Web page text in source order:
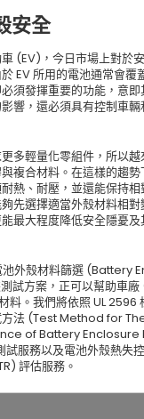
安全
(EV)，今日市場上對於
EV 所用的電池通常會覆
須發揮重要的功能，意
響，還必須具有控制車
多輕量化零組件，所以
複合材料。在這樣的趨
熱、耐壓，並還能保持
先選擇適當外殼材料相
最大程度降低安全隱憂
池外殼材料篩選 (Battery
試方案，正可以幫助車
料。我們將依照 UL 2596
方法 (Test Method for
of Battery Enclosure
服務以及電池外殼熱失
評估服務。